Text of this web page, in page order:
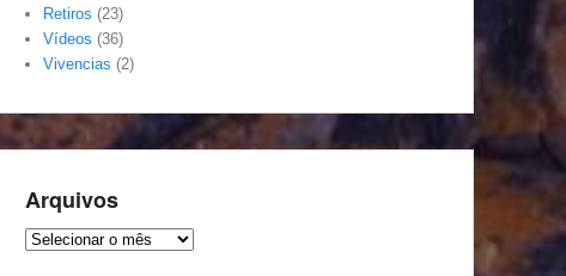
Retiros (23)
Vídeos (36)
Vivencias (2)
Arquivos
Arquivos